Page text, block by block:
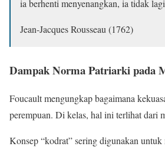
ia berhenti menyenangkan, ia tidak
Jean-Jacques Rousseau (1762)
Dampak Norma Patriarki pada
Foucault mengungkap bagaimana
perempuan. Di kelas, hal ini terlihat dari
Konsep “kodrat” sering digunakan untuk